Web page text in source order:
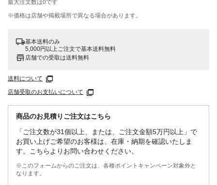
最大注文数は0です
※価格は​店舗や​掲載場所で​異なる​場合が​あります。
基本送料のみ
5,000円以上ご注文で基本送料無料
店舗での受取は送料無料
送料について
店舗受取のお支払いについて
商品のお見積りご注文はこちら
「ご注文数が31個以上、または、ご注文金額5万円以上」で
お買い上げご希望のお客様は、在庫・納期を確認いたしま
す。こちらよりお問い合わせください。
※このフォームからのご注文は、各種ポイントキャンペーン対象外と
なります。